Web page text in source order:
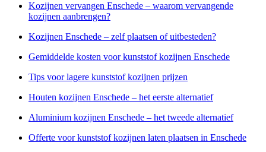
Kozijnen vervangen Enschede – waarom vervangende
kozijnen aanbrengen?
Kozijnen Enschede – zelf plaatsen of uitbesteden?
Gemiddelde kosten voor kunststof kozijnen Enschede
Tips voor lagere kunststof kozijnen prijzen
Houten kozijnen Enschede – het eerste alternatief
Aluminium kozijnen Enschede – het tweede alternatief
Offerte voor kunststof kozijnen laten plaatsen in Enschede